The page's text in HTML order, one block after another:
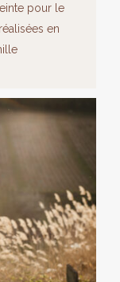
pour le
en